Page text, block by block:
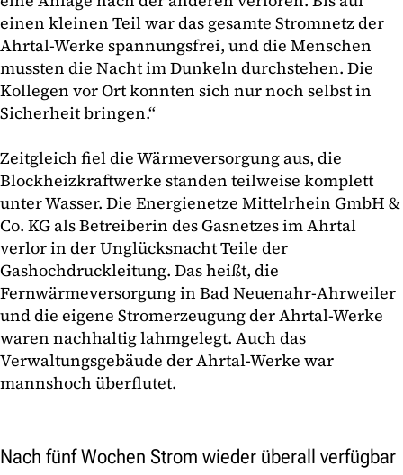
einen kleinen Teil war das gesamte Stromnetz der
Ahrtal-Werke spannungsfrei, und die Menschen
mussten die Nacht im Dunkeln durchstehen. Die
Kollegen vor Ort konnten sich nur noch selbst in
Sicherheit bringen.“
Zeitgleich fiel die Wärmeversorgung aus, die
Blockheizkraftwerke standen teilweise komplett
unter Wasser. Die Energienetze Mittelrhein GmbH &
Co. KG als Betreiberin des Gasnetzes im Ahrtal
verlor in der Unglücksnacht Teile der
Gashochdruckleitung. Das heißt, die
Fernwärmeversorgung in Bad Neuenahr-Ahrweiler
und die eigene Stromerzeugung der Ahrtal-Werke
waren nachhaltig lahmgelegt. Auch das
Verwaltungsgebäude der Ahrtal-Werke war
mannshoch überflutet.
Nach fünf Wochen Strom wieder überall verfügbar